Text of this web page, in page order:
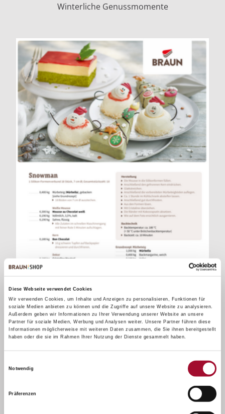
Diese Webseite verwendet Cookies
Wir verwenden Cookies, um Inhalte und Anzeigen zu personalisieren, Funktionen für
soziale Medien anbieten zu können und die Zugriffe auf unsere Website zu analysieren.
Außerdem geben wir Informationen zu Ihrer Verwendung unserer Website an unsere
Partner für soziale Medien, Werbung und Analysen weiter. Unsere Partner führen diese
Informationen möglicherweise mit weiteren Daten zusammen, die Sie ihnen bereitgestellt
haben oder die sie im Rahmen Ihrer Nutzung der Dienste gesammelt haben.
Notwendig
Präferenzen
Winterliche Genussmomente
Tolle winterliche Rezeptideen